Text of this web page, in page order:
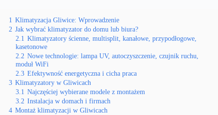
1 Klimatyzacja Gliwice: Wprowadzenie
2 Jak wybrać klimatyzator do domu lub biura?
2.1 Klimatyzatory ścienne, multisplit, kanałowe, przypodłogowe,
kasetonowe
2.2 Nowe technologie: lampa UV, autoczyszczenie, czujnik ruchu,
moduł WiFi
2.3 Efektywność energetyczna i cicha praca
3 Klimatyzatory w Gliwicach
3.1 Najczęściej wybierane modele z montażem
3.2 Instalacja w domach i firmach
4 Montaż klimatyzacji w Gliwicach